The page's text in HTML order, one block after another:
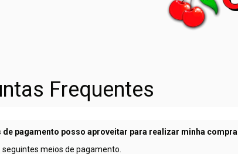
Frequentes
de pagamento posso aproveitar para realizar minha
seguintes meios de pagamento.